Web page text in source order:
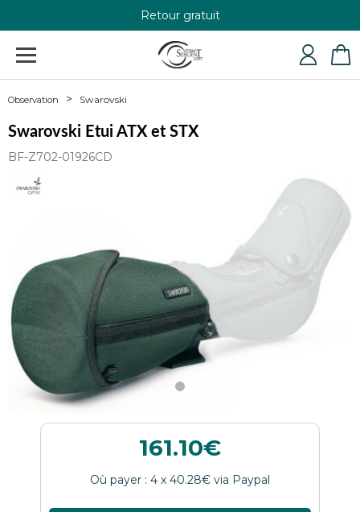
Retour gratuit
+33 4 79 24 76 84
Observation Swarovski
Swarovski Etui ATX et STX
BF-Z702-01926CD
161.10